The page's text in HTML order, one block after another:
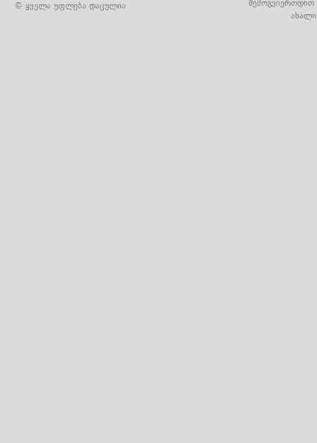
© ყველა უფლება დაცულია
შემოგვიერთდით
ახალი